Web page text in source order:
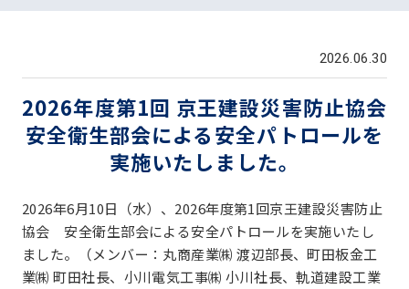
2026.06.30
2026年度第1回 京王建設災害防止協会
安全衛生部会による安全パトロールを
実施いたしました。
2026年6月10日（水）、2026年度第1回京王建設災害防止
協会 安全衛生部会による安全パトロールを実施いたし
ました。（メンバー：丸商産業㈱ 渡辺部長、町田板金工
業㈱ 町田社長、小川電気工事㈱ 小川社長、軌道建設工業